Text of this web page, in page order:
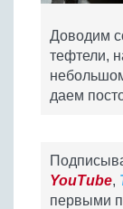
Доводим
тефтели,
даем
YouTube,
первыми